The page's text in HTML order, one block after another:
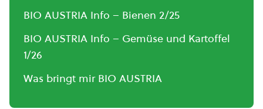
BIO AUSTRIA Info – Bienen 2/25
BIO AUSTRIA Info – Gemüse und Kartoffel
1/26
Was bringt mir BIO AUSTRIA